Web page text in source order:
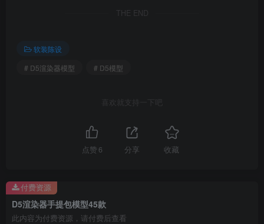
THE END
软装陈设
# D5渲染器模型
# D5模型
喜欢就支持一下吧
点赞 6 分享 收藏
D5渲染器手提包模型45款
此内容为付费资源，请付费后查看
付费资源